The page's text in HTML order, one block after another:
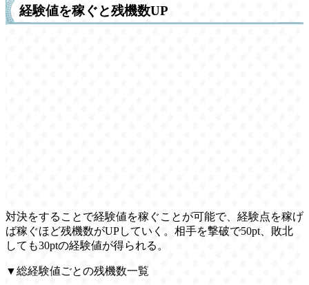
経験値を稼ぐと残機数UP
対決をすることで経験値を稼ぐことが可能で、経験点を稼げ
ば稼ぐほど残機数がUPしていく。相手を撃破で50pt、敗北
しても30ptの経験値が得られる。
▼総経験値ごとの残機数一覧